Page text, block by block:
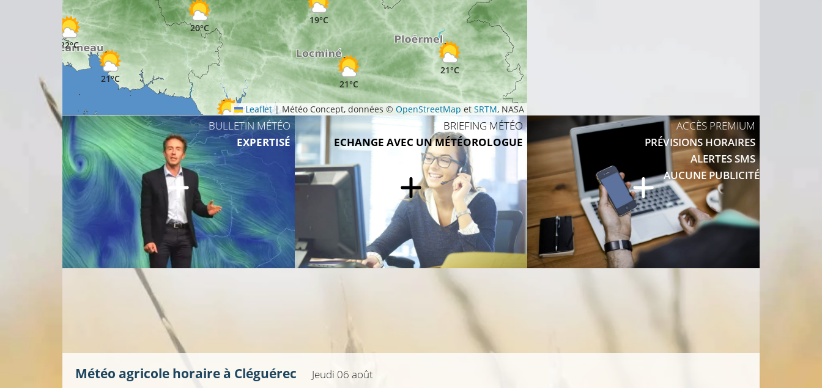
20°C
21°C
23°C
21°C
21°C
19°C
24°C
21°C
22°C
25°C
23°C
Leaflet |Météo Concept, données © OpenStreetMap et SRTM, NASA
BULLETIN MÉTÉO
EXPERTISÉ
BRIEFING MÉTÉO
ECHANGE AVEC UN MÉTÉOROLOGUE
ACCÈS PREMIUM
PRÉVISIONS HORAIRES
ALERTES SMS
AUCUNE PUBLICITÉ
Météo agricole horaire à Cléguérec Jeudi 06 août